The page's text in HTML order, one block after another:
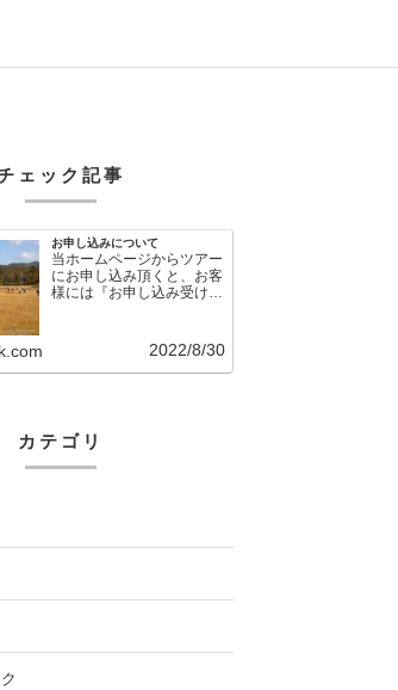
ェック記事
お申し込みについて
当ホームページからツアー
にお申し込み頂くと、お客
様には『お申し込み受け付
2022/8/30
カテゴリ